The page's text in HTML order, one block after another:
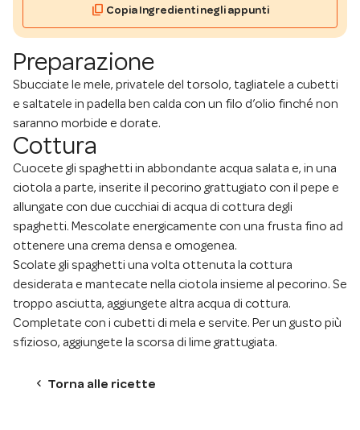
content_copy Copia Ingredienti negli appunti
Preparazione
Sbucciate le mele, privatele del torsolo, tagliatele a cubetti
e saltatele in padella ben calda con un filo d’olio finché non
saranno morbide e dorate.
Cottura
Cuocete gli spaghetti in abbondante acqua salata e, in una
ciotola a parte, inserite il pecorino grattugiato con il pepe e
allungate con due cucchiai di acqua di cottura degli
spaghetti. Mescolate energicamente con una frusta fino ad
ottenere una crema densa e omogenea.
Scolate gli spaghetti una volta ottenuta la cottura
desiderata e mantecate nella ciotola insieme al pecorino. Se
troppo asciutta, aggiungete altra acqua di cottura.
Completate con i cubetti di mela e servite. Per un gusto più
sfizioso, aggiungete la scorsa di lime grattugiata.
chevron_left Torna alle ricette